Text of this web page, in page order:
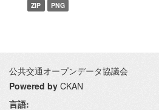
ZIP PNG
公共交通オープンデータ協議会
Powered by CKAN
言語